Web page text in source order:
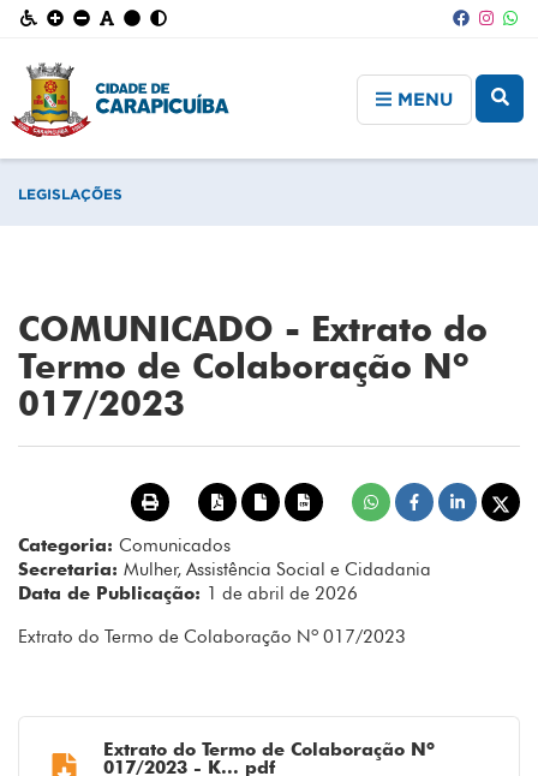
MENU
LEGISLAÇÕES
COMUNICADO - Extrato do
Termo de Colaboração Nº
017/2023
Categoria: Comunicados
Secretaria: Mulher, Assistência Social e Cidadania
Data de Publicação: 1 de abril de 2026
Extrato do Termo de Colaboração Nº 017/2023
Extrato do Termo de Colaboração Nº
017/2023 - K... pdf